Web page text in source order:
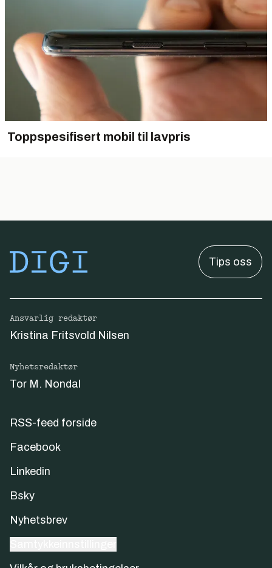
Toppspesifisert mobil til lavpris
Tips oss
Ansvarlig redaktør
Kristina Fritsvold Nilsen
Nyhetsredaktør
Tor M. Nondal
RSS-feed forside
Facebook
Linkedin
Bsky
Nyhetsbrev